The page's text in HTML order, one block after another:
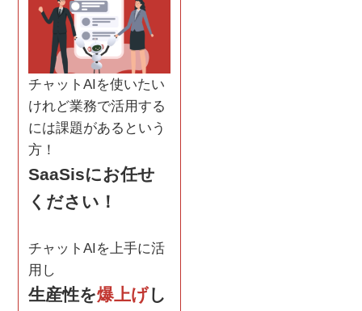
チャットAIを使いたい
けれど業務で活用する
には課題があるという
方！
SaaSisにお任せ
ください！
チャットAIを上手に活
用し
生産性を爆上げし